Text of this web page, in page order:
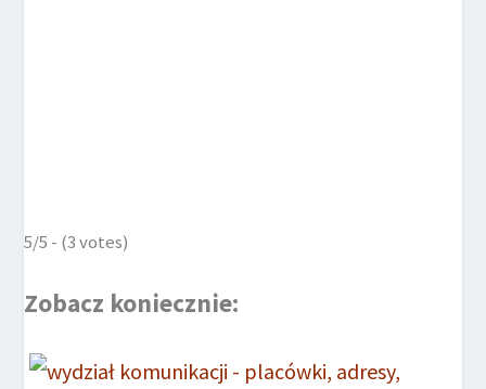
5/5 - (3 votes)
Zobacz koniecznie: